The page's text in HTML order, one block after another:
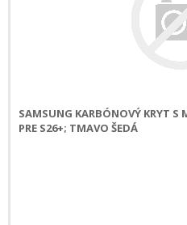
SAMSUNG KARBÓNOVÝ KRYT S
PRE S26+; TMAVO ŠEDÁ